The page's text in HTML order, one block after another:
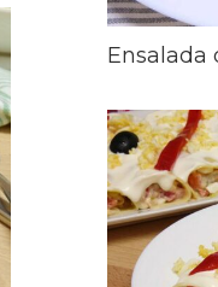
Ensalada